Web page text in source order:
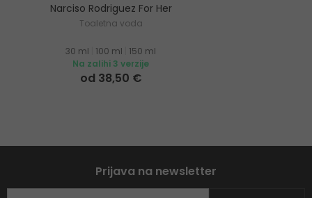
Narciso Rodriguez For Her
Toaletna voda
30 ml 100 ml
150 ml
Na zalihi 3 verzije
od 38,50 €
Prijava na newsletter